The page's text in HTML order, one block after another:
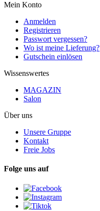
Mein Konto
Anmelden
Registrieren
Passwort vergessen?
Wo ist meine Lieferung?
Gutschein einlösen
Wissenswertes
MAGAZIN
Salon
Über uns
Unsere Gruppe
Kontakt
Freie Jobs
Folge uns auf